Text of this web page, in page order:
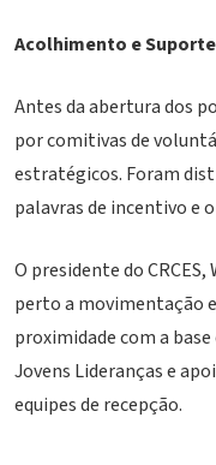
Acolhimento e
Antes da abertura dos
por comitivas de
estratégicos. Foram
palavras de incentivo e
O presidente do
perto a movimentação
proximidade com a
Jovens Lideranças e
equipes de recepção.